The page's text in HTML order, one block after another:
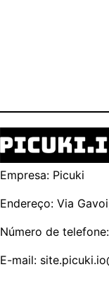
Empresa: Picuki
Endereço: Via
Número de
E-mail: